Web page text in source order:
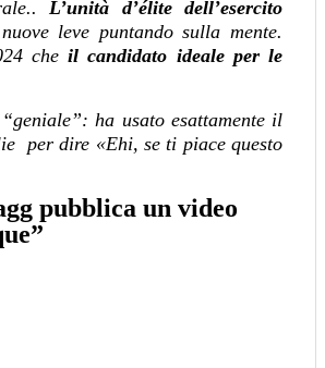
L’unità d’élite dell’esercito
leve puntando sulla mente.
cheil candidato ideale per le
ha usato esattamente il
per dire «Ehi, se ti piace questo
pubblica un video